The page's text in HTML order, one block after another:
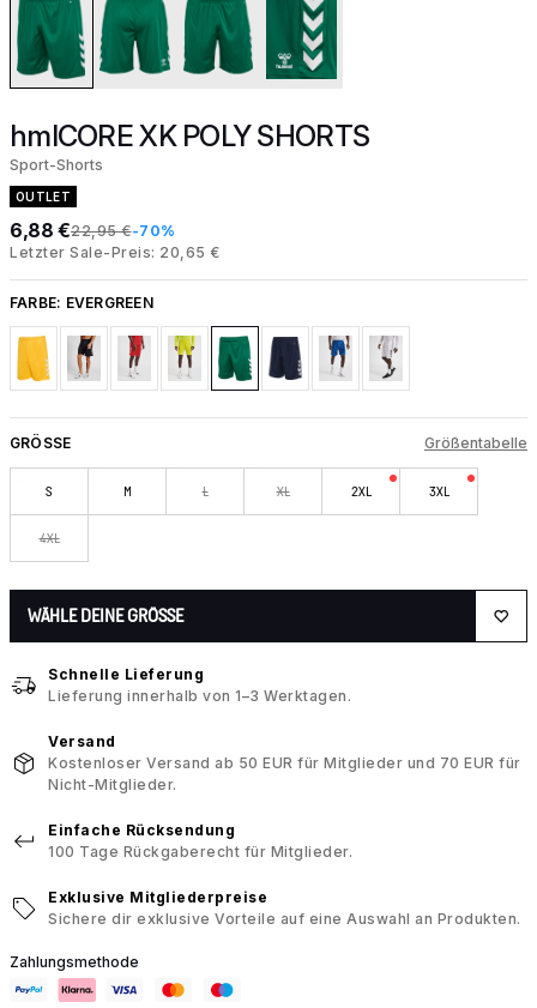
hmlCORE XK POLY SHORTS
Sport-Shorts
OUTLET
6,88 €22,95 €-70%
Letzter Sale-Preis: 20,65 €
FARBE: EVERGREEN
GRÖSSE Größentabelle
S M L XL 2XL 3XL
4XL
WÄHLE DEINE GRÖSSE
Schnelle Lieferung
Lieferung innerhalb von 1–3 Werktagen.
Versand
Kostenloser Versand ab 50 EUR für Mitglieder und 70 EUR für
Nicht-Mitglieder.
Einfache Rücksendung
100 Tage Rückgaberecht für Mitglieder.
Exklusive Mitgliederpreise
Sichere dir exklusive Vorteile auf eine Auswahl an Produkten.
Zahlungsmethode